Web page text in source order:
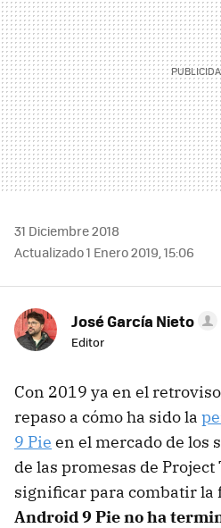
31 Diciembre 2018
Actualizado 1 Enero 2019, 15:06
José García Nieto
Editor
Con 2019 ya en el
repaso a cómo ha sido la
9 Pie en el mercado de los
de las promesas de
significar para combatir la
Android 9 Pie no ha